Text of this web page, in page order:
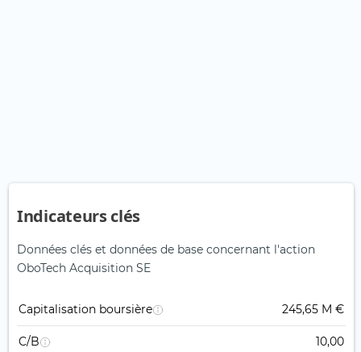
Indicateurs clés
Données clés et données de base concernant l'action
OboTech Acquisition SE
Capitalisation boursière 245,65 M €
C/B 10,00